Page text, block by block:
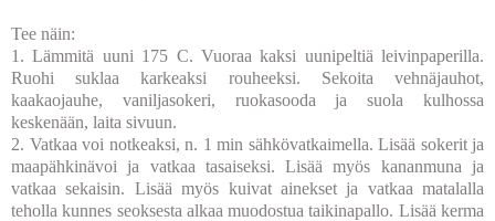
Tee näin:
1. Lämmitä uuni 175 C. Vuoraa kaksi uunipeltiä leivinpaperilla.
Ruohi suklaa karkeaksi rouheeksi. Sekoita vehnäjauhot,
kaakaojauhe, vaniljasokeri, ruokasooda ja suola kulhossa
keskenään, laita sivuun.
2. Vatkaa voi notkeaksi, n. 1 min sähkövatkaimella. Lisää sokerit ja
maapähkinävoi ja vatkaa tasaiseksi. Lisää myös kananmuna ja
vatkaa sekaisin. Lisää myös kuivat ainekset ja vatkaa matalalla
teholla kunnes seoksesta alkaa muodostua taikinapallo. Lisää kerma